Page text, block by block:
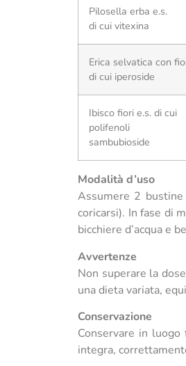
Pilosella erba e.s.
di cui vitexina
Erica selvatica con
di cui iperoside
Ibisco fiori e.s. di cui
polifenoli
sambubioside
Modalità d’uso
Assumere 2
coricarsi). In fase di
bicchiere d’acqua e
Avvertenze
Non superare la
una dieta variata,
Conservazione
Conservare in
integra,